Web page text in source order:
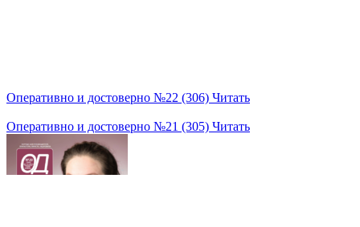
Оперативно и достоверно №22 (306) Читать
Оперативно и достоверно №21 (305) Читать